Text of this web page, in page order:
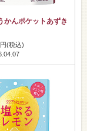
かんポケットあずき
(税込)